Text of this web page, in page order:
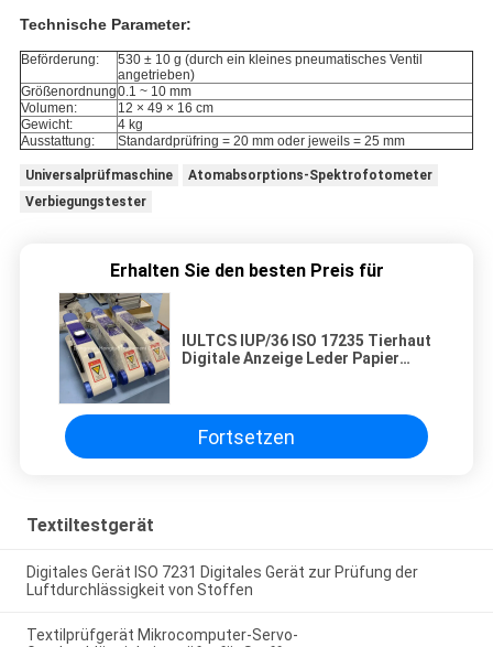
Technische Parameter:
Beförderung:
530 ± 10 g (durch ein kleines pneumatisches Ventil
angetrieben)
Größenordnung0.1 ~ 10 mm
Volumen:
12 × 49 × 16 cm
Gewicht:
4 kg
Ausstattung:
Standardprüfring = 20 mm oder jeweils = 25 mm
Universalprüfmaschine
Atomabsorptions-Spektrofotometer
Verbiegungstester
Erhalten Sie den besten Preis für
IULTCS IUP/36 ISO 17235 Tierhaut
Digitale Anzeige Leder Papier
Fortsetzen
Textiltestgerät
Digitales Gerät ISO 7231 Digitales Gerät zur Prüfung der
Luftdurchlässigkeit von Stoffen
Textilprüfgerät Mikrocomputer-Servo-